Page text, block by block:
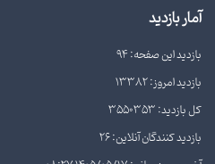
آمار بازدید
بازدید این صفحه: 94
بازدید امروز: 13382
کل بازدید: 3550353
بازدید کنندگان آنلاین: 26